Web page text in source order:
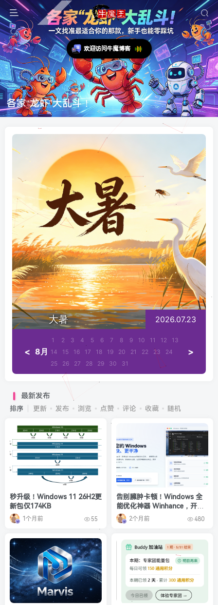
各家“龙虾”大乱斗！
大暑 2026.07.23
< 8月
1 2 3 4 5 6 7 8 9 10 11 12
13
14
15 16 17 18 19 20 21 22 23
24
25
26 27 28 29 30 31
>
最新发布
排序 更新 发布 浏览 点赞 评论 收藏 随机
秒升级！Windows 11 26H2更
新包仅174KB
1个月前 55
告别臃肿卡顿！Windows 全
能优化神器 Winhance，开源
免费无广告，小白也能一键上
手✨
2个月前 480
欢迎访问牛魔博客